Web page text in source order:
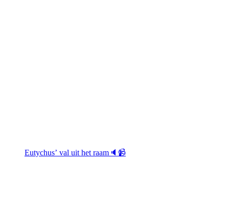
Eutychus’ val uit het raam🔈📹